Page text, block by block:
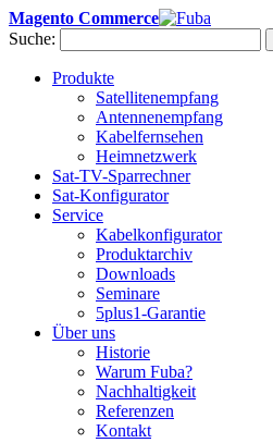
Magento Commerce
Suche:
Produkte
Satellitenempfang
Antennenempfang
Kabelfernsehen
Heimnetzwerk
Sat-TV-Sparrechner
Sat-Konfigurator
Service
Kabelkonfigurator
Produktarchiv
Downloads
Seminare
5plus1-Garantie
Über uns
Historie
Warum Fuba?
Nachhaltigkeit
Referenzen
Kontakt